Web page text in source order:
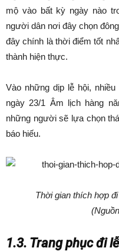
mộ vào bất kỳ ngày nào
người dân nơi đây chọn
đây chính là thời điểm tốt
thành hiện thực.
Vào những dịp lễ hội,
ngày 23/1 Âm lịch hàng
những người sẽ lựa chọn
báo hiếu.
Thời gian thích hợp
1.3. Trang phục đi